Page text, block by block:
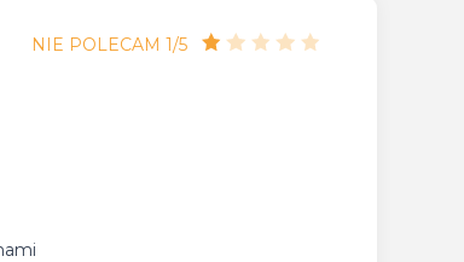
NIE POLECAM 1/5